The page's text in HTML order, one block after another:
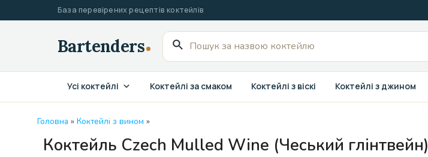
до
База перевірених рецептів коктейлів
Пошук
для:
Усі коктейлі Коктейлі за смаком Коктейлі з віскі Коктейлі з джином
Головна » Коктейлі з вином »
Коктейль Czech Mulled Wine (Чеський глінтвейн)
Кількість